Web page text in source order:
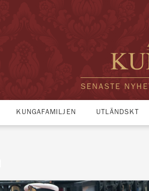
SENASTE
KUNGAFAMILJEN UTLÄNDSKT